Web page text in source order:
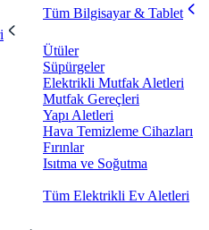
Tüm Bilgisayar & Tablet
Ütüler
Süpürgeler
Elektrikli Mutfak Aletleri
Mutfak Gereçleri
Yapı Aletleri
Hava Temizleme Cihazları
Fırınlar
Isıtma ve Soğutma
Tüm Elektrikli Ev Aletleri